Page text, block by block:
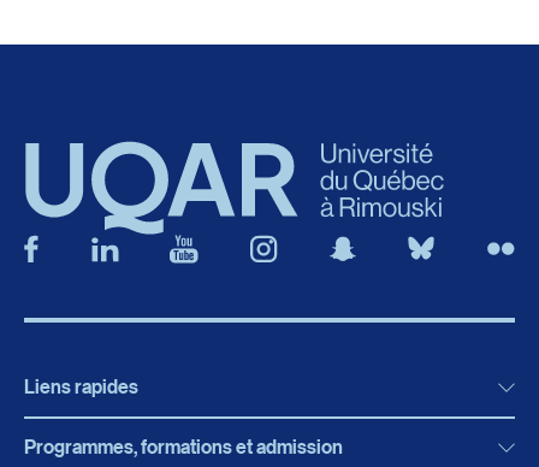
Liens rapides
Actualités
Programmes, formations et admission